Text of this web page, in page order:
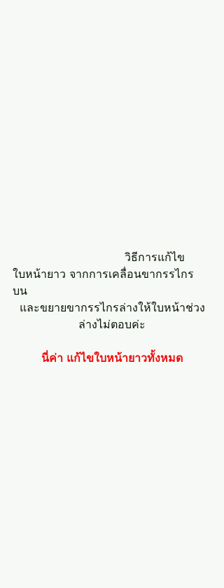
ใบหน้ายาว จากการเคลื่อนขากรรไกร
บน
และขยายขากรรไกรล่างให้ใบหน้าช่วง
ล่างไม่ตอบค่ะ
นี่ค่า แก้ไขใบหน้ายาวทั้งหมด